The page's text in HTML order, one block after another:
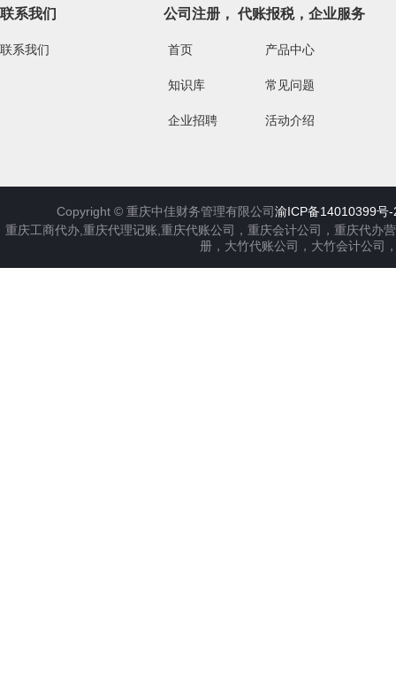
联系我们
联系我们
公司注册， 代账报税，企业服务
首页 产品中心
知识库 常见问题
企业招聘 活动介绍
Copyright © 重庆中佳财务管理有限公司渝ICP备14010399号-
重庆工商代办,重庆代理记账,重庆代账公司，重庆会计公司，重庆代办
册，大竹代账公司，大竹会计公司